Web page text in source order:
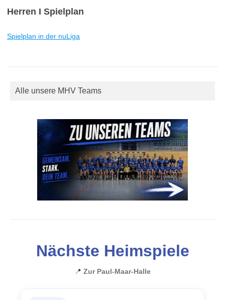
Herren I Spielplan
Spielplan in der nuLiga
Alle unsere MHV Teams
Nächste Heimspiele
📍 Zur Paul-Maar-Halle